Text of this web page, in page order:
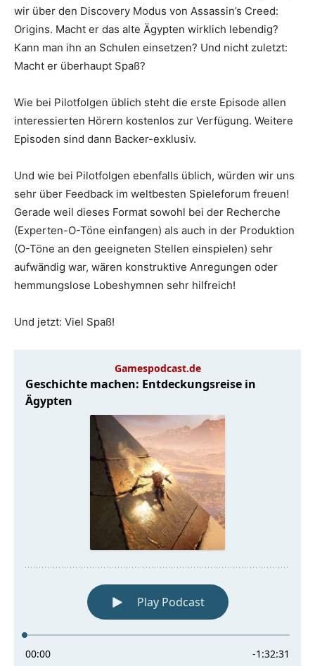
wir über den Discovery Modus von Assassin’s Creed:
Origins. Macht er das alte Ägypten wirklich lebendig?
Kann man ihn an Schulen einsetzen? Und nicht zuletzt:
Macht er überhaupt Spaß?
Wie bei Pilotfolgen üblich steht die erste Episode allen
interessierten Hörern kostenlos zur Verfügung. Weitere
Episoden sind dann Backer-exklusiv.
Und wie bei Pilotfolgen ebenfalls üblich, würden wir uns
sehr über Feedback im weltbesten Spieleforum freuen!
Gerade weil dieses Format sowohl bei der Recherche
(Experten-O-Töne einfangen) als auch in der Produktion
(O-Töne an den geeigneten Stellen einspielen) sehr
aufwändig war, wären konstruktive Anregungen oder
hemmungslose Lobeshymnen sehr hilfreich!
Und jetzt: Viel Spaß!